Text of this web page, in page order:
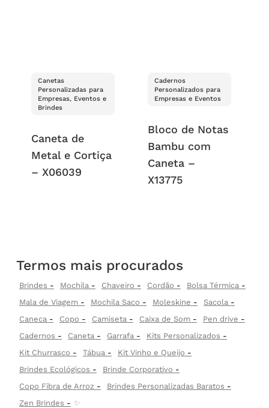
Canetas
Personalizadas para
Empresas, Eventos e
Brindes
Caneta de
Metal e Cortiça
– X06039
Cadernos
Personalizados para
Empresas e Eventos
Bloco de Notas
Bambu com
Caneta –
X13775
Termos mais procurados
Brindes Mochila Chaveiro Cordão
Bolsa Térmica
Mala de Viagem
Mochila Saco Moleskine
Sacola
Caneca
Copo Camiseta Caixa de Som
Pen drive
Cadernos
Caneta Garrafa
Kits Personalizados
Kit Churrasco
Tábua
Kit Vinho e Queijo
Brindes Ecológicos
Brinde Corporativo
Copo Fibra de Arroz
Brindes Personalizadas Baratos
Zen Brindes
✨